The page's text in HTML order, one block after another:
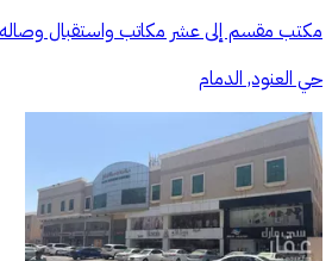
مكتب مقسم إلى عشر مكاتب واستقبال وصاله
حي العنود, الدمام